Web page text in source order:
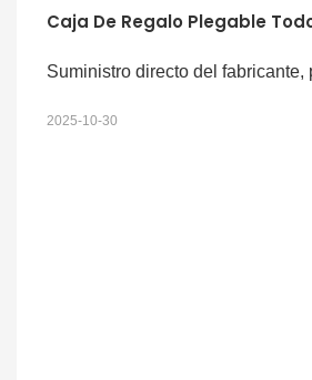
Caja De Regalo Plegable
Suministro directo del
2025-10-30